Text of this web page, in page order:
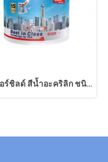
ซุปเปอร์ชิลด์ สีน้ำอะคริลิก ชนิดกึ่งเงา